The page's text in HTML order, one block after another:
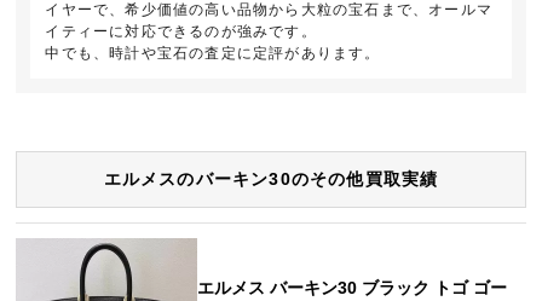
イヤーで、希少価値の高い品物から大粒の宝石まで、オールマ
イティーに対応できるのが強みです。
中でも、時計や宝石の査定に定評があります。
エルメスのバーキン30のその他買取実績
エルメス バーキン30 ブラック トゴ ゴー